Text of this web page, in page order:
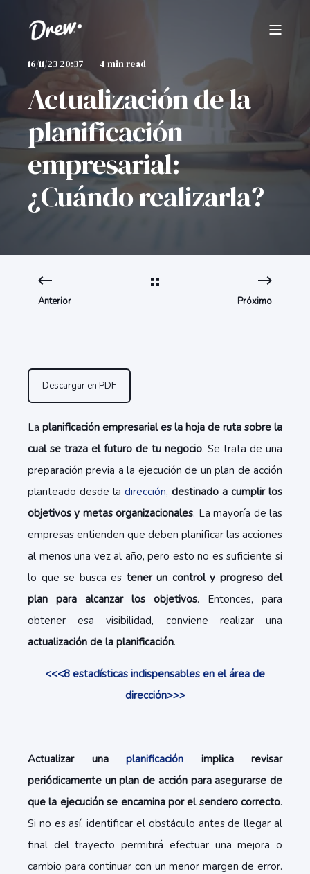
16/11/23 20:37 4 min read
Actualización de la
planificación
empresarial:
¿Cuándo realizarla?
Anterior Próximo
Descargar en PDF
La planificación empresarial es la hoja de ruta sobre la
cual se traza el futuro de tu negocio. Se trata de una
preparación previa a la ejecución de un plan de acción
planteado desde la dirección, destinado a cumplir los
objetivos y metas organizacionales. La mayoría de las
empresas entienden que deben planificar las acciones
al menos una vez al año, pero esto no es suficiente si
lo que se busca es tener un control y progreso del
plan para alcanzar los objetivos. Entonces, para
obtener esa visibilidad, conviene realizar una
actualización de la planificación.
<<<8 estadísticas indispensables en el área de
dirección>>>
Actualizar una planificación implica revisar
periódicamente un plan de acción para asegurarse de
que la ejecución se encamina por el sendero correcto.
Si no es así, identificar el obstáculo antes de llegar al
final del trayecto permitirá efectuar una mejora o
cambio para continuar con un menor margen de error.